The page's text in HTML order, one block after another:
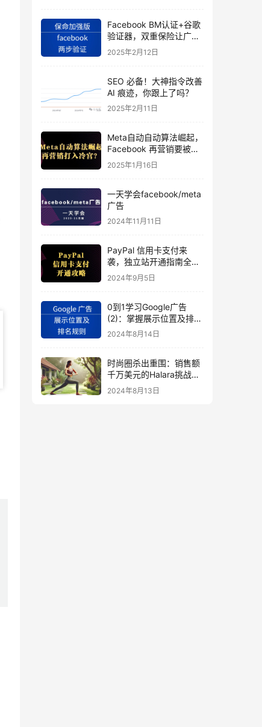
Facebook BM认证+谷歌
验证器，双重保险让广告
投手账号稳如泰山
2025年2月12日
SEO 必备！大神指令改善
AI 痕迹，你跟上了吗？
2025年2月11日
Meta自动自动算法崛起，
Facebook 再营销要被打
入冷宫？
2025年1月16日
一天学会facebook/meta
广告
2024年11月11日
PayPal 信用卡支付来
袭，独立站开通指南全揭
秘
2024年9月5日
0到1学习Google广告
(2)：掌握展示位置及排名
规则
2024年8月14日
时尚圈杀出重围：销售额
千万美元的Halara挑战
SHEIN成新时尚巨头
（上）
2024年8月13日